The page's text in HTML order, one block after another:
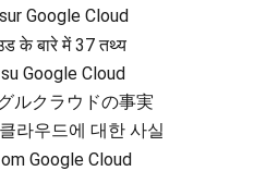
Google Cloud
के बारे में 37 तथ्य
Google Cloud
クラウドの事実
라우드에 대한 사실
Google Cloud